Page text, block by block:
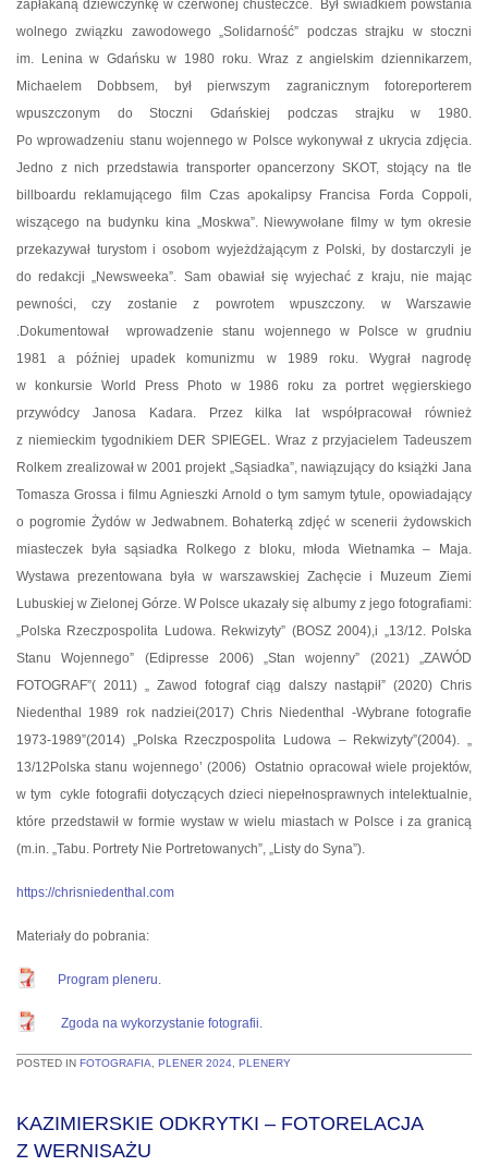
zapłakaną dziewczynkę w czerwonej chusteczce.
Był świadkiem powstania
wolnego związku zawodowego „Solidarność” podczas strajku w stoczni
im. Lenina w Gdańsku w 1980 roku. Wraz z angielskim dziennikarzem,
Michaelem Dobbsem, był pierwszym zagranicznym fotoreporterem
wpuszczonym do Stoczni Gdańskiej podczas strajku w 1980.
Po wprowadzeniu stanu wojennego w Polsce wykonywał z ukrycia zdjęcia.
Jedno z nich przedstawia transporter opancerzony SKOT, stojący na tle
billboardu reklamującego film Czas apokalipsy Francisa Forda Coppoli,
wiszącego na budynku kina „Moskwa”. Niewywołane filmy w tym okresie
przekazywał turystom i osobom wyjeżdżającym z Polski, by dostarczyli je
do redakcji „Newsweeka”. Sam obawiał się wyjechać z kraju, nie mając
pewności, czy zostanie z powrotem wpuszczony. w Warszawie
.Dokumentował
wprowadzenie stanu wojennego w Polsce w grudniu
1981 a później upadek komunizmu w 1989 roku. Wygrał nagrodę
w konkursie World Press Photo w 1986 roku za portret węgierskiego
przywódcy Janosa Kadara. Przez kilka lat współpracował również
z niemieckim tygodnikiem DER SPIEGEL. Wraz z przyjacielem Tadeuszem
Rolkem zrealizował w 2001 projekt „Sąsiadka”, nawiązujący do książki Jana
Tomasza Grossa i filmu Agnieszki Arnold o tym samym tytule, opowiadający
o pogromie Żydów w Jedwabnem. Bohaterką zdjęć w scenerii żydowskich
miasteczek była sąsiadka Rolkego z bloku, młoda Wietnamka – Maja.
Wystawa prezentowana była w warszawskiej Zachęcie i Muzeum Ziemi
Lubuskiej w Zielonej Górze. W Polsce ukazały się albumy z jego fotografiami:
„Polska Rzeczpospolita Ludowa. Rekwizyty” (BOSZ 2004),i „13/12. Polska
Stanu Wojennego” (Edipresse 2006) „Stan wojenny” (2021) „ZAWÓD
FOTOGRAF”( 2011) „ Zawod fotograf ciąg dalszy nastąpił” (2020) Chris
Niedenthal 1989 rok nadziei(2017) Chris Niedenthal -Wybrane fotografie
1973-1989”(2014) „Polska Rzeczpospolita Ludowa – Rekwizyty”(2004). „
13/12Polska stanu wojennego’ (2006)
Ostatnio opracował wiele projektów,
w tym cykle fotografii dotyczących dzieci niepełnosprawnych intelektualnie,
które przedstawił w formie wystaw w wielu miastach w Polsce i za granicą
(m.in. „Tabu. Portrety Nie Portretowanych”, „Listy do Syna”).
https://chrisniedenthal.com
Materiały do pobrania:
Program pleneru.
Zgoda na wykorzystanie fotografii.
POSTED IN FOTOGRAFIA, PLENER 2024, PLENERY
KAZIMIERSKIE ODKRYTKI – FOTORELACJA
Z WERNISAŻU